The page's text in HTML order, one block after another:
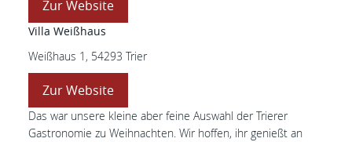
Zur Website
Villa Weißhaus
Weißhaus 1, 54293 Trier
Zur Website
Das war unsere kleine aber feine Auswahl der Trierer
Gastronomie zu Weihnachten. Wir hoffen, ihr genießt an